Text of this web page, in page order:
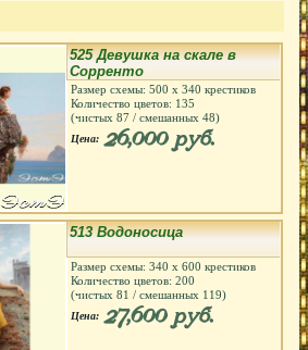
525 Девушка на скале в
Сорренто
Размер схемы: 500 х 340 крестиков
Количество цветов: 135
(чистых 87 / смешанных 48)
Цена: 26,000 руб.
513 Водоносица
Размер схемы: 340 х 600 крестиков
Количество цветов: 200
(чистых 81 / смешанных 119)
Цена: 27,600 руб.